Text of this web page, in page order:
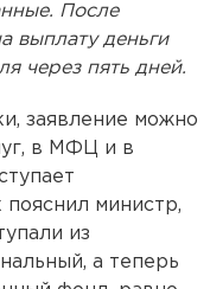
После
выплату деньги
через пять дней.
заявление можно
в МФЦ и в
министр,
из
а теперь